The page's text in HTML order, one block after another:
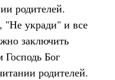
родителей.
укради" и все
заключить
Господь Бог
родителей.